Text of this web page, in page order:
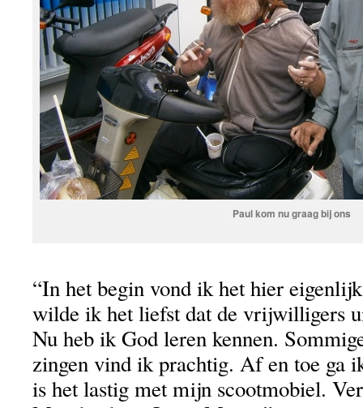
Paul kom nu graag bij ons
“In het begin vond ik het hier
wilde ik het liefst dat de vrijwilligers
Nu heb ik God leren kennen.
zingen vind ik prachtig. Af en toe ga
is het lastig met mijn scootmobiel.